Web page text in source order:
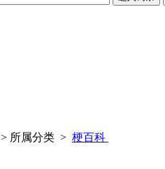
> 所属分类 > 梗百科